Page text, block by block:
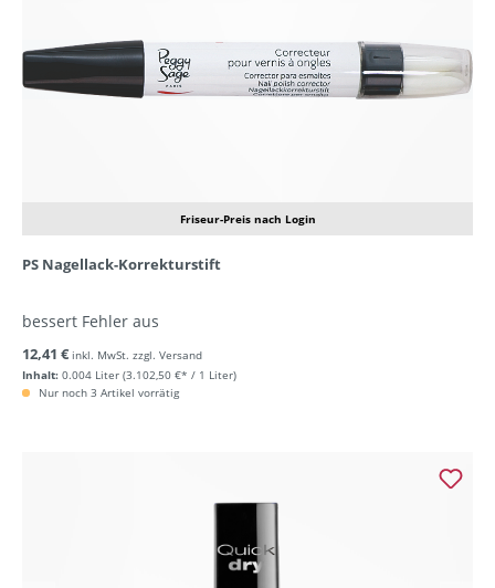
Friseur-Preis nach Login
PS Nagellack-Korrekturstift
bessert Fehler aus
Inhalt: 0.004 Liter (3.102,50 €* / 1 Liter)
12,41 € inkl. MwSt. zzgl. Versand
Nur noch 3 Artikel vorrätig